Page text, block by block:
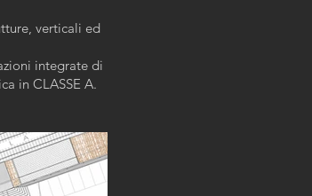
verticali ed
integrate di
in CLASSE A.